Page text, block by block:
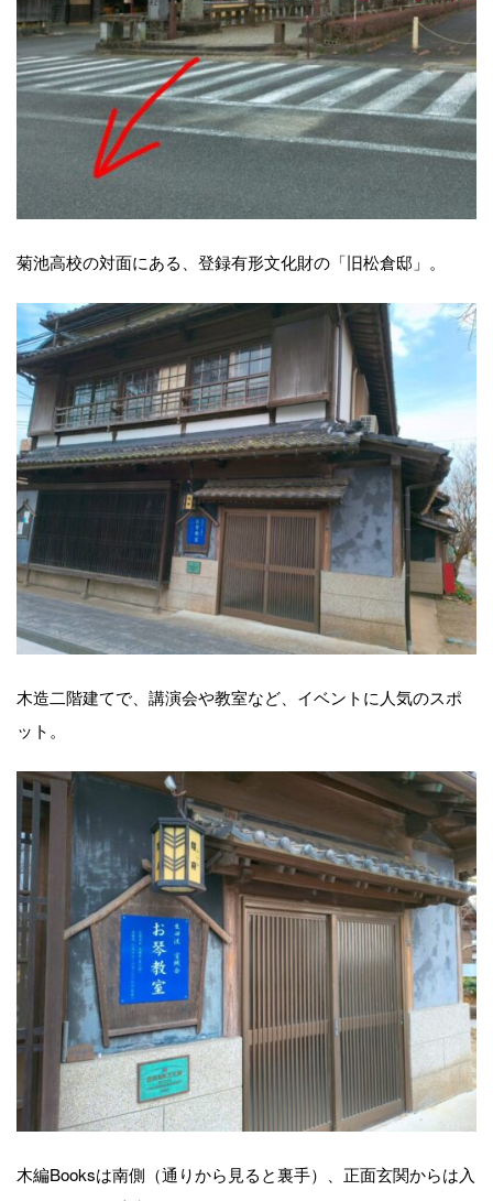
菊池高校の対面にある、登録有形文化財の「旧松倉邸」。
木造二階建てで、講演会や教室など、イベントに人気のスポ
ット。
木編Booksは南側（通りから見ると裏手）、正面玄関からは入